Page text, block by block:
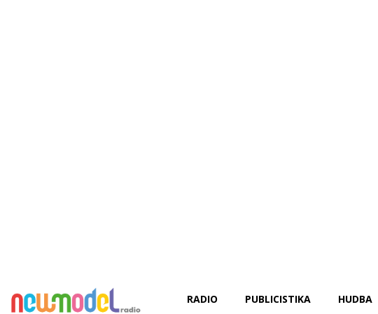
RADIO PUBLICISTIKA HUDBA